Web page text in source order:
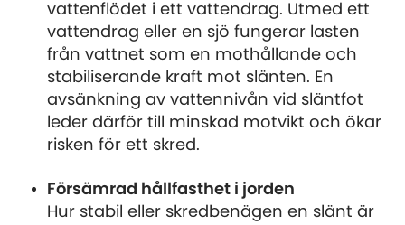
vattenflödet i ett vattendrag. Utmed ett
vattendrag eller en sjö fungerar lasten
från vattnet som en mothållande och
stabiliserande kraft mot slän­ten. En
avsänkning av vattennivån vid släntfot
leder därför till minskad motvikt och ökar
risken för ett skred.
Försämrad hållfasthet i jorden
Hur stabil eller skredbenägen en slänt är